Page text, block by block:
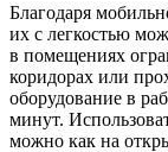
Благодаря
их с легкостью
в помещениях
коридорах или
оборудование в
минут.
можно как на